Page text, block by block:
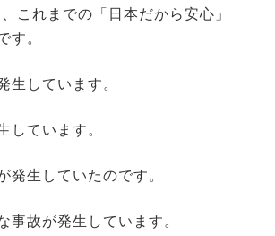
これまでの「日本だから安心」
す。
生しています。
しています。
発生していたのです。
事故が発生しています。